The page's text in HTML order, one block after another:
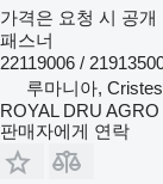
가격은 요청 시 공개
패스너
22119006 /
루마니아,
ROYAL DRU AGRO
판매자에게 연락